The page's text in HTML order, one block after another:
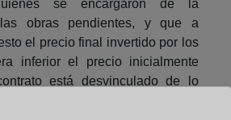
se encargaron de la
obras pendientes, y que a
el precio final invertido por los
inferior el precio inicialmente
está desvinculado de lo